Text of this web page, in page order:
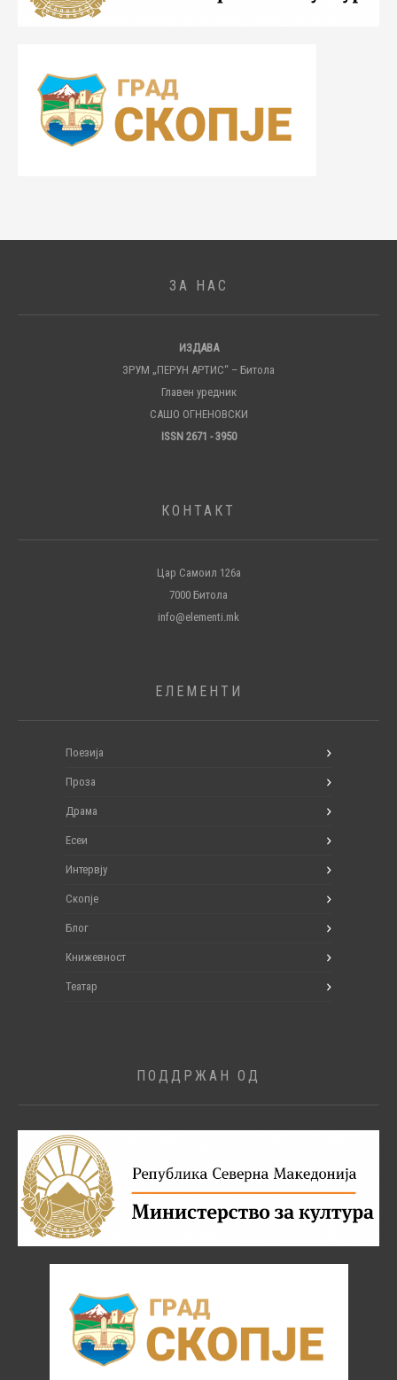
ЗА НАС
ИЗДАВА
ЗРУМ „ПЕРУН АРТИС“ – Битола
Главен уредник
САШО ОГНЕНОВСКИ
ISSN 2671 - 3950
КОНТАКТ
Цар Самоил 126а
7000 Битола
info@elementi.mk
ЕЛЕМЕНТИ
Поезија
Проза
Драма
Есеи
Интервју
Скопје
Блог
Книжевност
Театар
ПОДДРЖАН ОД